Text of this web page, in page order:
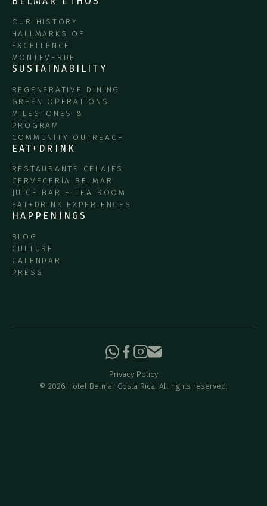
OUR HISTORY
HALLMARKS OF
EXCELLENCE
MONTEVERDE
SUSTAINABILITY
REGENERATIVE DINING
GREEN OPERATIONS
MILESTONES &
PROGRAM
COMMUNITY OUTREACH
EAT+DRINK
RESTAURANTE CELAJES
CERVECERÍA BELMAR
JUICE BAR + TEA ROOM
EAT+DRINK EXPERIENCES
HAPPENINGS
BLOG
CULTURE
CALENDAR
PRESS
© 2026 Hotel Belmar Costa Rica. All rights reserved.
Privacy Policy